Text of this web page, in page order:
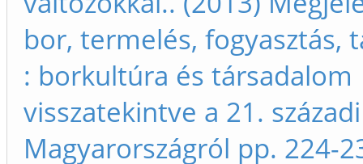
bor, termelés, fogyasztás,
: borkultúra és társadalom
visszatekintve a 21. századi
Magyarországról pp. 224-